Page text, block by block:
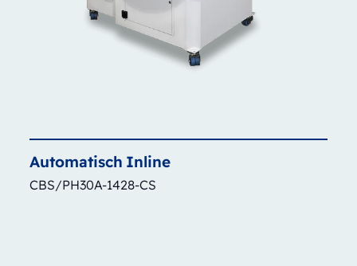
Automatisch Inline
CBS/PH30A-1428-CS